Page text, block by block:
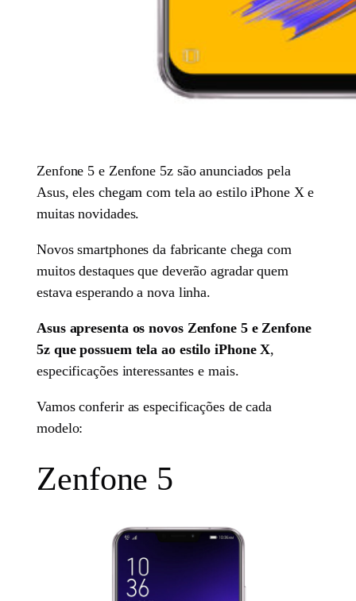
Zenfone 5 e Zenfone 5z são anunciados pela
Asus, eles chegam com tela ao estilo iPhone X e
muitas novidades.
Novos smartphones da fabricante chega com
muitos destaques que deverão agradar quem
estava esperando a nova linha.
Asus apresenta os novos Zenfone 5 e Zenfone
5z que possuem tela ao estilo iPhone X,
especificações interessantes e mais.
Vamos conferir as especificações de cada
modelo:
Zenfone 5